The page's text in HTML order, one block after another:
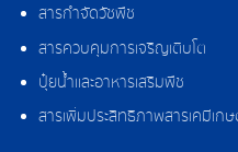
สารกำจัดวัชพืช
สารควบคุมการเจริญเติบโต
ปุ๋ยน้ำและอาหารเสริมพืช
สารเพิ่มประสิทธิภาพสารเคมีเก